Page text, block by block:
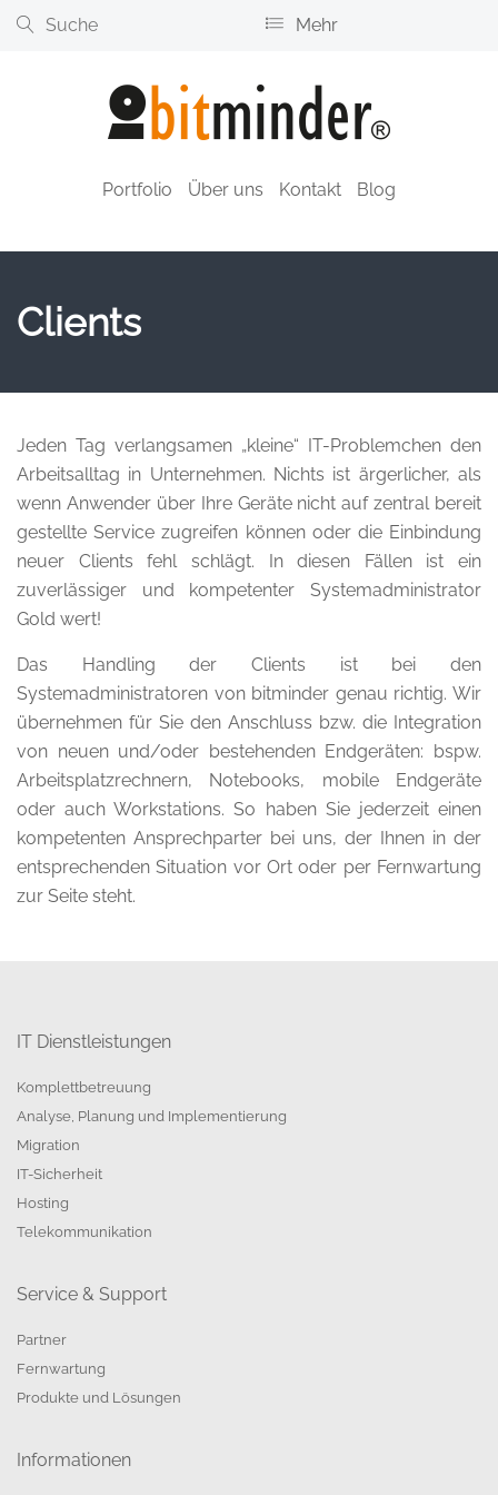
Mehr
support@bitminder.de
Portfolio Über uns Kontakt Blog
Clients
Jeden Tag verlangsamen „kleine“ IT-Problemchen den
Arbeitsalltag in Unternehmen. Nichts ist ärgerlicher, als
wenn Anwender über Ihre Geräte nicht auf zentral bereit
gestellte Service zugreifen können oder die Einbindung
neuer Clients fehl schlägt. In diesen Fällen ist ein
zuverlässiger und kompetenter Systemadministrator
Gold wert!
Das Handling der Clients ist bei den
Systemadministratoren von bitminder genau richtig. Wir
übernehmen für Sie den Anschluss bzw. die Integration
von neuen und/oder bestehenden Endgeräten: bspw.
Arbeitsplatzrechnern, Notebooks, mobile Endgeräte
oder auch Workstations. So haben Sie jederzeit einen
kompetenten Ansprechparter bei uns, der Ihnen in der
entsprechenden Situation vor Ort oder per Fernwartung
zur Seite steht.
IT Dienstleistungen
Komplettbetreuung
Analyse, Planung und Implementierung
Migration
IT-Sicherheit
Hosting
Telekommunikation
Service & Support
Partner
Fernwartung
Produkte und Lösungen
Informationen